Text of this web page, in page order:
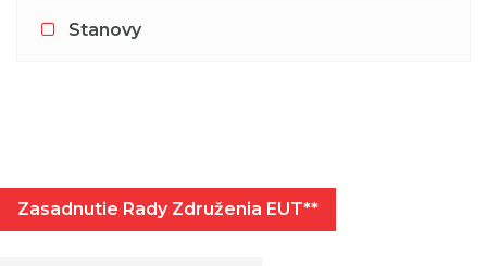
Stanovy
Zasadnutie Rady Združenia EUT**